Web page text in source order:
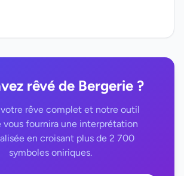
rêvé de Bergerie ?
rêve complet et notre outil
vous fournira une interprétation
en croisant plus de 2 700
symboles oniriques.